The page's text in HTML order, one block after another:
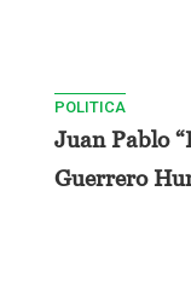
POLITICA
Juan Pablo
Guerrero